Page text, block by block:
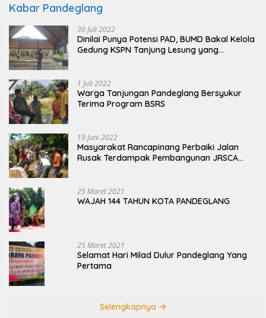
Kabar Pandeglang
30 Juli 2022
Dinilai Punya Potensi PAD, BUMD Bakal Kelola
Gedung KSPN Tanjung Lesung yang
1 Juli 2022
Warga Tanjungan Pandeglang Bersyukur
Terima Program BSRS
19 Juni 2022
Masyarakat Rancapinang Perbaiki Jalan
Rusak Terdampak Pembangunan JRSCA
25 Maret 2021
WAJAH 144 TAHUN KOTA PANDEGLANG
25 Maret 2021
Selamat Hari Milad Dulur Pandeglang Yang
Pertama
Selengkapnya